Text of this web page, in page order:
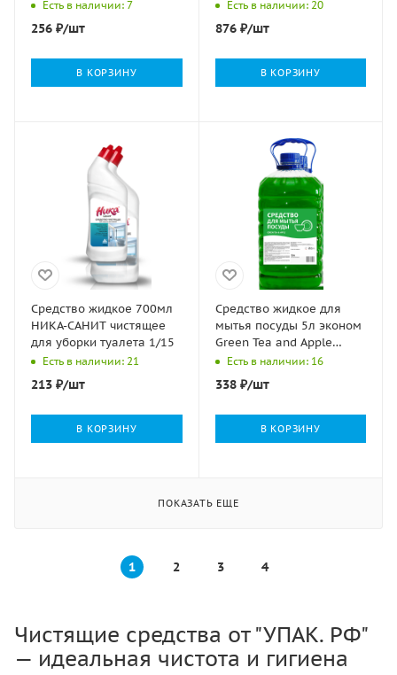
распылителем 1/15
Есть в наличии: 7
256 ₽/шт
В КОРЗИНУ
концентрированное 1/4
Есть в наличии: 20
876₽/шт
В КОРЗИНУ
Средство жидкое 700мл
НИКА-САНИТ чистящее
для уборки туалета 1/15
Есть в наличии: 21
213 ₽/шт
В КОРЗИНУ
Средство жидкое для
мытья посуды 5л эконом
Green Tea and Apple
Италмас 1/4
Есть в наличии: 16
338₽/шт
В КОРЗИНУ
ПОКАЗАТЬ ЕЩЕ
1 2 3 4
Чистящие средства от "УПАК. РФ"
— идеальная чистота и гигиена